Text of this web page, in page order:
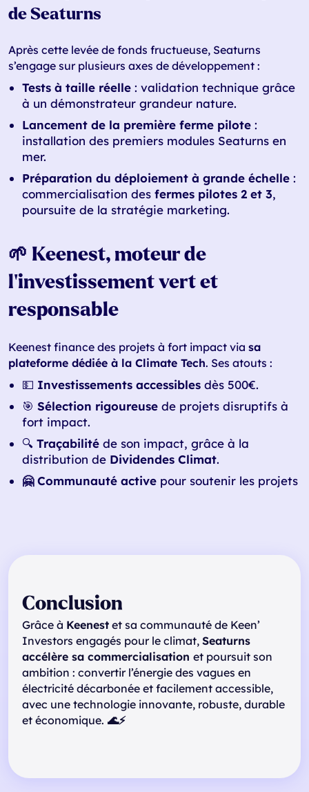
de Seaturns
Après cette levée de fonds fructueuse, Seaturns
s’engage sur plusieurs axes de développement :
Tests à taille réelle : validation technique grâce
à un démonstrateur grandeur nature.
Lancement de la première ferme pilote :
installation des premiers modules Seaturns en
mer.
Préparation du déploiement à grande échelle :
commercialisation des fermes pilotes 2 et 3,
poursuite de la stratégie marketing.
🌱 Keenest, moteur de
l’investissement vert et
responsable
Keenest finance des projets à fort impact via sa
plateforme dédiée à la Climate Tech. Ses atouts :
💵 Investissements accessibles dès 500€.
🎯 Sélection rigoureuse de projets disruptifs à
fort impact.
🔍 Traçabilité de son impact, grâce à la
distribution de Dividendes Climat.
🤗 Communauté active pour soutenir les projets
Conclusion
Grâce à Keenest et sa communauté de Keen’
Investors engagés pour le climat, Seaturns
accélère sa commercialisation et poursuit son
ambition : convertir l’énergie des vagues en
électricité décarbonée et facilement accessible,
avec une technologie innovante, robuste, durable
et économique. 🌊⚡